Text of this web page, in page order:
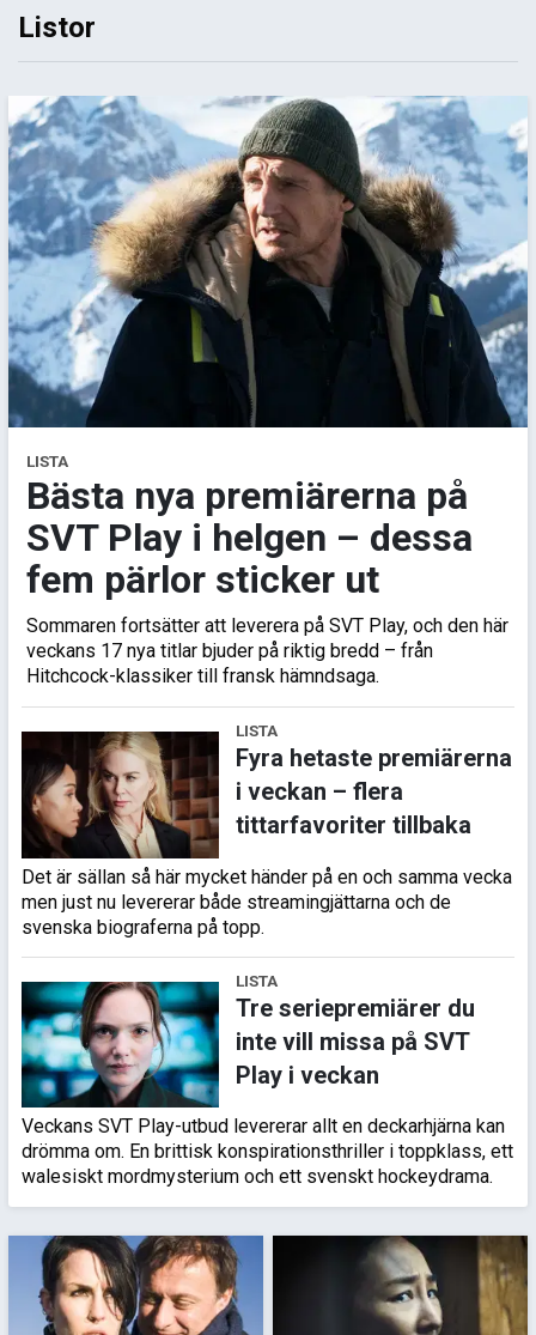
Listor
LISTA
Bästa nya premiärerna på
SVT Play i helgen – dessa
fem pärlor sticker ut
Sommaren fortsätter att leverera på SVT Play, och den här
veckans 17 nya titlar bjuder på riktig bredd – från
Hitchcock-klassiker till fransk hämndsaga.
LISTA
Fyra hetaste premiärerna
i veckan – flera
tittarfavoriter tillbaka
Det är sällan så här mycket händer på en och samma vecka
men just nu levererar både streamingjättarna och de
svenska biograferna på topp.
LISTA
Tre seriepremiärer du
inte vill missa på SVT
Play i veckan
Veckans SVT Play-utbud levererar allt en deckarhjärna kan
drömma om. En brittisk konspirationsthriller i toppklass, ett
walesiskt mordmysterium och ett svenskt hockeydrama.